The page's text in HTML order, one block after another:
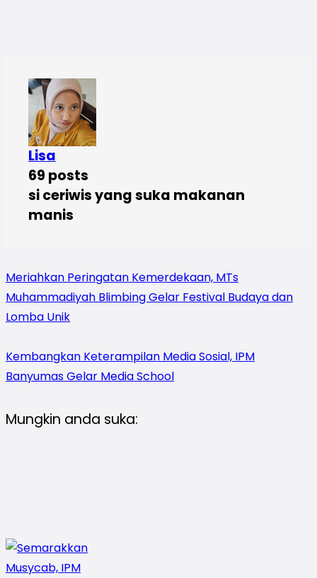
Lisa
69 posts
si ceriwis yang suka makanan
manis
Meriahkan Peringatan Kemerdekaan, MTs
Muhammadiyah Blimbing Gelar Festival Budaya dan
Lomba Unik
Kembangkan Keterampilan Media Sosial, IPM
Banyumas Gelar Media School
Mungkin anda suka: